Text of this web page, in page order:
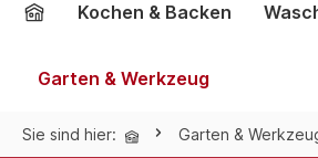
Kochen & Backen
Garten & Werkzeug
Sie sind hier: Garten &